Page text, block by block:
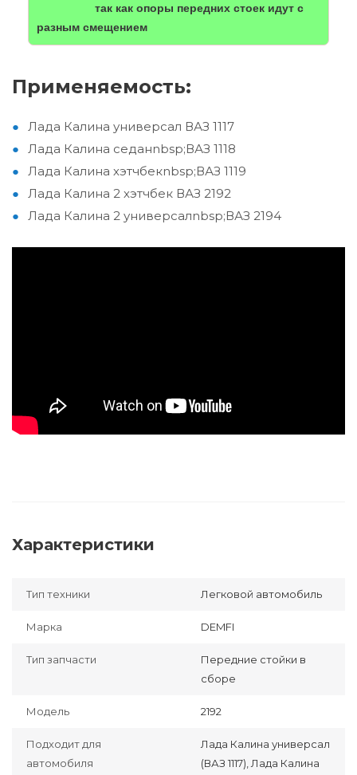
так как опоры передних стоек идут с
разным смещением
Применяемость:
Лада Калина универсал ВАЗ 1117
Лада Калина седанnbsp;ВАЗ 1118
Лада Калина хэтчбекnbsp;ВАЗ 1119
Лада Калина 2 хэтчбек ВАЗ 2192
Лада Калина 2 универсалnbsp;ВАЗ 2194
Характеристики
Тип техники Легковой автомобиль
Марка DEMFI
Тип запчасти
Передние стойки в
сборе
Модель 2192
Подходит для
автомобиля
Лада Калина универсал
(ВАЗ 1117), Лада Калина